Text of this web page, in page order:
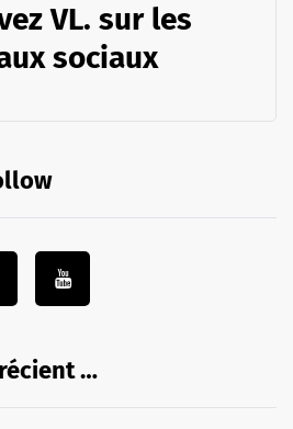
VL. sur les
sociaux
…